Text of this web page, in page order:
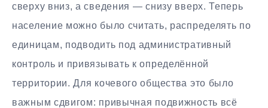
сверху вниз, а сведения — снизу вверх. Теперь
население можно было считать, распределять по
единицам, подводить под административный
контроль и привязывать к определённой
территории. Для кочевого общества это было
важным сдвигом: привычная подвижность всё